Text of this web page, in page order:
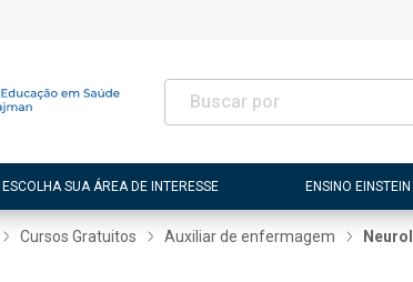
ESCOLHA SUA ÁREA DE INTERESSE ENSINO EINSTEIN
Cursos Gratuitos Auxiliar de enfermagem